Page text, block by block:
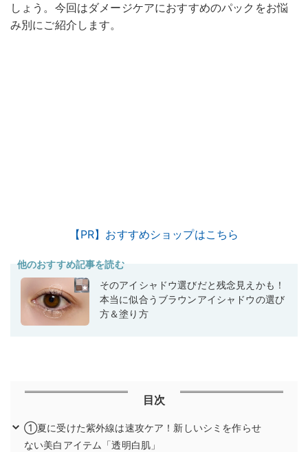
しょう。今回はダメージケアにおすすめのパックをお悩
み別にご紹介します。
【PR】おすすめショップはこちら
他のおすすめ記事を読む
そのアイシャドウ選びだと残念見えかも！
本当に似合うブラウンアイシャドウの選び
方＆塗り方
目次
①夏に受けた紫外線は速攻ケア！新しいシミを作らせ
ない美白アイテム「透明白肌」